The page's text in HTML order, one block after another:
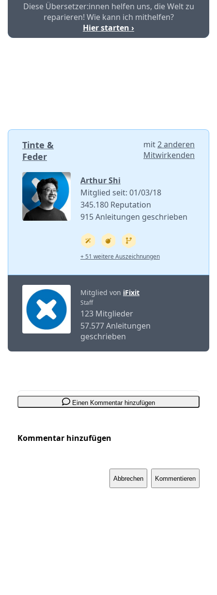
Diese Übersetzer:innen helfen uns, die Welt zu
reparieren! Wie kann ich mithelfen?
Hier starten ›
Tinte &
Feder
mit2 anderen
Mitwirkenden
Arthur Shi
Mitglied seit: 01/03/18
345.180 Reputation
915 Anleitungen geschrieben
+ 51 weitere Auszeichnungen
Mitglied von iFixit
Staff
123 Mitglieder
57.577 Anleitungen
geschrieben
Einen Kommentar hinzufügen
Kommentar hinzufügen
Abbrechen Kommentieren